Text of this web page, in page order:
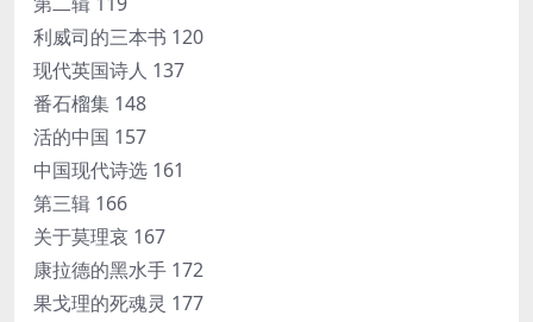
利威司的三本书 120
现代英国诗人 137
番石榴集 148
活的中国 157
中国现代诗选 161
第三辑 166
关于莫理哀 167
康拉德的黑水手 172
果戈理的死魂灵 177